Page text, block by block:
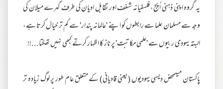
یہ گروہ اپنی ذہنی اُپج، فلسفیانہ شغف اور تقابل ادیان کی طرف گہرے میلان کی
وجہ سے مسلمان علما سے رابطوں کو اپنے 'عالمانہ پندار' سے کم تر خیال کرتا ہے،
البتہ یہودی ربیوں سے 'علمی مکاتبت' پر ناز کا اظہار کرتے کبھی نہیں تھکتا...!!
پاکستان میںمحض دیسی یہودیوں (یعنی قادیانی) کے متعلق عام طور پر لوگ زیادہ تر